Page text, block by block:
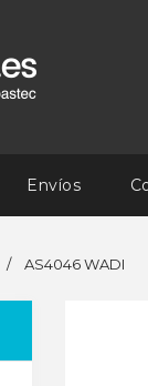
Envíos
AS4046 WADI